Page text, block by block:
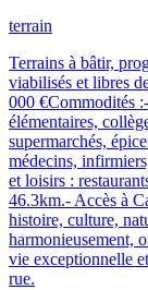
terrain
Terrains à bâtir,
viabilisés et libres
000 €Commodités
élémentaires,
supermarchés,
médecins,
et loisirs :
46.3km.- Accès à
histoire, culture,
harmonieusement,
vie exceptionnelle
rue.